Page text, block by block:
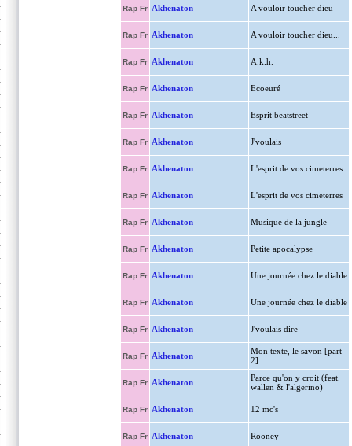
Rap Fr Akhenaton A vouloir toucher dieu
Rap Fr Akhenaton A vouloir toucher dieu...
Rap Fr Akhenaton A.k.h.
Rap Fr Akhenaton Ecoeuré
Rap Fr Akhenaton Esprit beatstreet
Rap Fr Akhenaton J'voulais
Rap Fr Akhenaton L'esprit de vos cimeterres
Rap Fr Akhenaton L'esprit de vos cimeterres
Rap Fr Akhenaton Musique de la jungle
Rap Fr Akhenaton Petite apocalypse
Rap Fr Akhenaton Une journée chez le diable
Rap Fr Akhenaton Une journée chez le diable
Rap Fr Akhenaton J'voulais dire
Rap Fr Akhenaton
Mon texte, le savon [part
2]
Rap Fr Akhenaton
Parce qu'on y croit (feat.
wallen & l'algerino)
Rap Fr Akhenaton 12 mc's
Rap Fr Akhenaton Rooney